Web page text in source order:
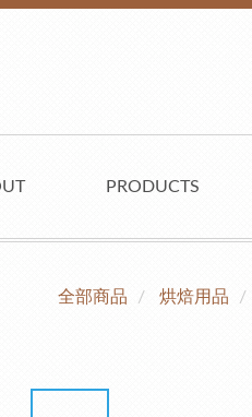
PRODUCTS
全部商品 烘焙用品